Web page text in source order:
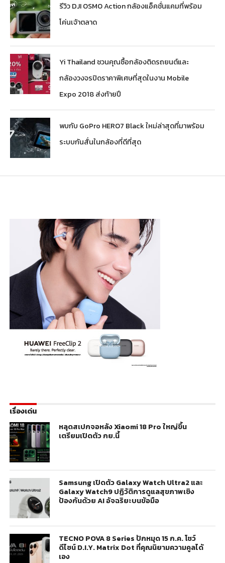
รีวิว DJI OSMO Action กล้องแอ็คชั่นแคมที่พร้อม
โค่นเจ้าตลาด
Yi Thailand ชวนคุณซื้อกล้องติดรถยนต์และ
กล้องวงจรปิดราคาพิเศษที่สุดในงาน Mobile
Expo 2018 ส่งท้ายปี
พบกับ GoPro HERO7 Black ใหม่ล่าสุดที่มาพร้อม
ระบบกันสั่นในกล้องที่ดีที่สุด
เรื่องเด่น
หลุดสเปกจอหลัง Xiaomi 18 Pro ใหญ่ขึ้น
เตรียมเปิดตัว กย.นี้
Samsung เปิดตัว Galaxy Watch Ultra2 และ
Galaxy Watch9 ปฏิวัติการดูแลสุขภาพเชิง
ป้องกันด้วย AI อัจฉริยะบนข้อมือ
TECNO POVA 8 Series ปักหมุด 15 ก.ค. โชว์
ดีไซน์ D.I.Y. Matrix Dot ที่คุณนิยามความคูลได้
เอง